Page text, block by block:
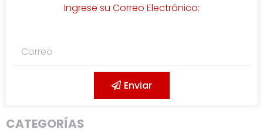
Ingrese su Correo Electrónico:
Enviar
CATEGORÍAS